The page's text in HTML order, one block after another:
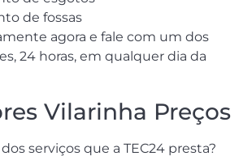
de fossas
agora e fale com um dos
24 horas, em qualquer dia da
Vilarinha Preços
serviços que a TEC24 presta?